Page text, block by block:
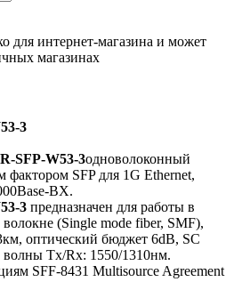
для интернет-магазина и может
магазинах
3
SFP-W53-3одноволоконный
фактором SFP для 1G Ethernet,
BX.
3 предназначен для работы в
(Single mode fiber, SMF),
оптический бюджет 6dB, SC
волны Tx/Rx: 1550/1310нм.
SFF-8431 Multisource Agreement